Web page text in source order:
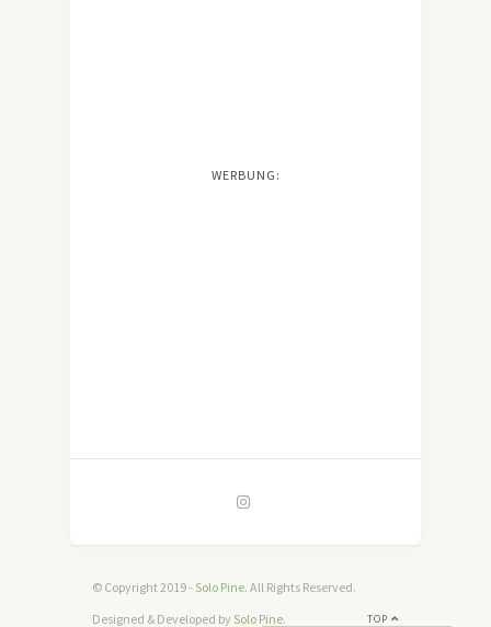
WERBUNG:
© Copyright 2019 - Solo Pine. All Rights Reserved.
TOP
Designed & Developed by Solo Pine.